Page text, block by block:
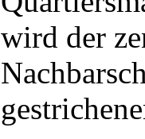
wird der